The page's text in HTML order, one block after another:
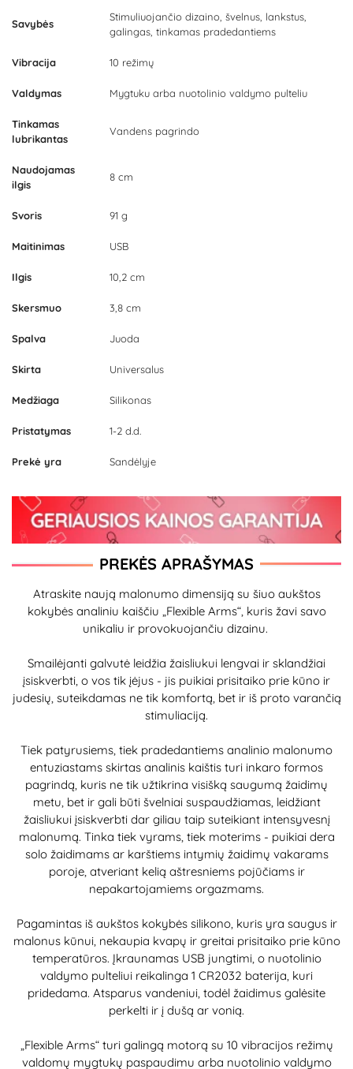
Savybės
Stimuliuojančio dizaino, švelnus, lankstus,
galingas, tinkamas pradedantiems
Vibracija 10 režimų
Valdymas Mygtuku arba nuotolinio valdymo pulteliu
Tinkamas
lubrikantas
Vandens pagrindo
Naudojamas
ilgis
8 cm
Svoris 91 g
Maitinimas USB
Ilgis 10,2 cm
Skersmuo 3,8 cm
Spalva Juoda
Skirta Universalus
Medžiaga Silikonas
Pristatymas 1-2 d.d.
Prekė yra Sandėlyje
PREKĖS APRAŠYMAS
Atraskite naują malonumo dimensiją su šiuo aukštos
kokybės analiniu kaiščiu „Flexible Arms“, kuris žavi savo
unikaliu ir provokuojančiu dizainu.
Smailėjanti galvutė leidžia žaisliukui lengvai ir sklandžiai
įsiskverbti, o vos tik įėjus - jis puikiai prisitaiko prie kūno ir
judesių, suteikdamas ne tik komfortą, bet ir iš proto varančią
stimuliaciją.
Tiek patyrusiems, tiek pradedantiems analinio malonumo
entuziastams skirtas analinis kaištis turi inkaro formos
pagrindą, kuris ne tik užtikrina visišką saugumą žaidimų
metu, bet ir gali būti švelniai suspaudžiamas, leidžiant
žaisliukui įsiskverbti dar giliau taip suteikiant intensyvesnį
malonumą. Tinka tiek vyrams, tiek moterims - puikiai dera
solo žaidimams ar karštiems intymių žaidimų vakarams
poroje, atveriant kelią aštresniems pojūčiams ir
nepakartojamiems orgazmams.
Pagamintas iš aukštos kokybės silikono, kuris yra saugus ir
malonus kūnui, nekaupia kvapų ir greitai prisitaiko prie kūno
temperatūros. Įkraunamas USB jungtimi, o nuotolinio
valdymo pulteliui reikalinga 1 CR2032 baterija, kuri
pridedama. Atsparus vandeniui, todėl žaidimus galėsite
perkelti ir į dušą ar vonią.
„Flexible Arms“ turi galingą motorą su 10 vibracijos režimų
valdomų mygtukų paspaudimu arba nuotolinio valdymo